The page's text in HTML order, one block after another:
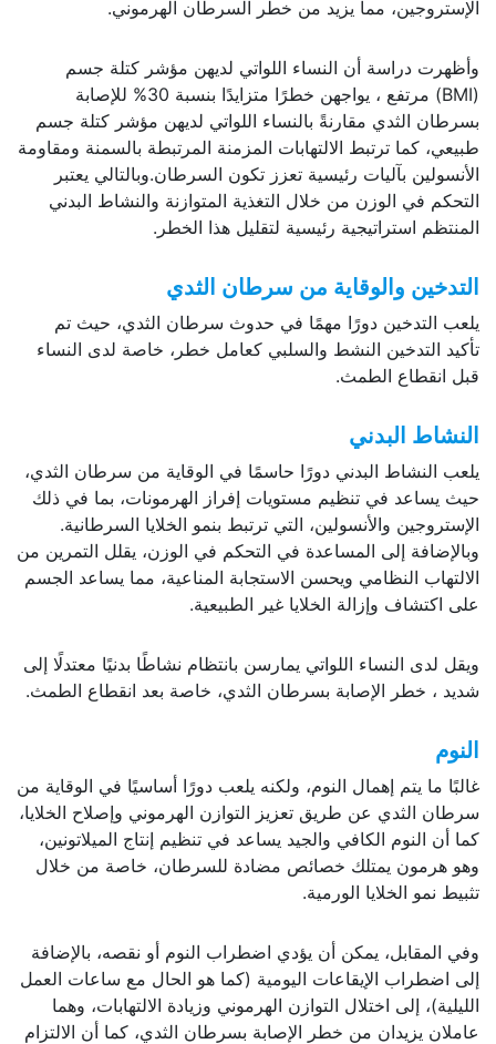
الإستروجين، مما يزيد من خطر السرطان الهرموني.
وأظهرت دراسة أن النساء اللواتي لديهن مؤشر كتلة جسم
(BMI) مرتفع ، يواجهن خطرًا متزايدًا بنسبة 30% للإصابة
بسرطان الثدي مقارنةً بالنساء اللواتي لديهن مؤشر كتلة جسم
طبيعي، كما ترتبط الالتهابات المزمنة المرتبطة بالسمنة ومقاومة
الأنسولين بآليات رئيسية تعزز تكون السرطان.وبالتالي يعتبر
التحكم في الوزن من خلال التغذية المتوازنة والنشاط البدني
المنتظم استراتيجية رئيسية لتقليل هذا الخطر.
التدخين والوقاية من سرطان الثدي
يلعب التدخين دورًا مهمًا في حدوث سرطان الثدي، حيث تم
تأكيد التدخين النشط والسلبي كعامل خطر، خاصة لدى النساء
قبل انقطاع الطمث.
النشاط البدني
يلعب النشاط البدني دورًا حاسمًا في الوقاية من سرطان الثدي،
حيث يساعد في تنظيم مستويات إفراز الهرمونات، بما في ذلك
الإستروجين والأنسولين، التي ترتبط بنمو الخلايا السرطانية.
وبالإضافة إلى المساعدة في التحكم في الوزن، يقلل التمرين من
الالتهاب النظامي ويحسن الاستجابة المناعية، مما يساعد الجسم
على اكتشاف وإزالة الخلايا غير الطبيعية.
ويقل لدى النساء اللواتي يمارسن بانتظام نشاطًا بدنيًا معتدلًا إلى
شديد ، خطر الإصابة بسرطان الثدي، خاصة بعد انقطاع الطمث.
النوم
غالبًا ما يتم إهمال النوم، ولكنه يلعب دورًا أساسيًا في الوقاية من
سرطان الثدي عن طريق تعزيز التوازن الهرموني وإصلاح الخلايا،
كما أن النوم الكافي والجيد يساعد في تنظيم إنتاج الميلاتونين،
وهو هرمون يمتلك خصائص مضادة للسرطان، خاصة من خلال
تثبيط نمو الخلايا الورمية.
وفي المقابل، يمكن أن يؤدي اضطراب النوم أو نقصه، بالإضافة
إلى اضطراب الإيقاعات اليومية (كما هو الحال مع ساعات العمل
الليلية)، إلى اختلال التوازن الهرموني وزيادة الالتهابات، وهما
عاملان يزيدان من خطر الإصابة بسرطان الثدي، كما أن الالتزام